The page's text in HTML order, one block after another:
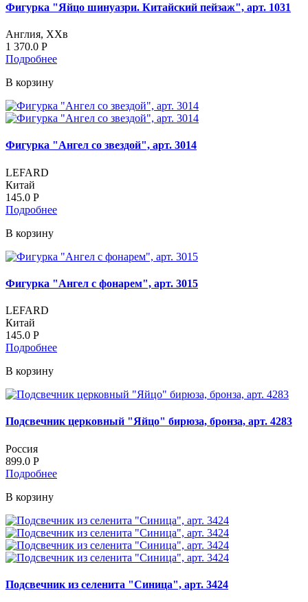
Фигурка "Яйцо шинуазри. Китайский пейзаж", арт. 1031
Англия, XХв
1 370.0 Р
Подробнее
В корзину
Фигурка "Ангел со звездой", арт. 3014
LEFARD
Китай
145.0 Р
Подробнее
В корзину
Фигурка "Ангел с фонарем", арт. 3015
LEFARD
Китай
145.0 Р
Подробнее
В корзину
Подсвечник церковный "Яйцо" бирюза, бронза, арт. 4283
Россия
899.0 Р
Подробнее
В корзину
Подсвечник из селенита "Синица", арт. 3424